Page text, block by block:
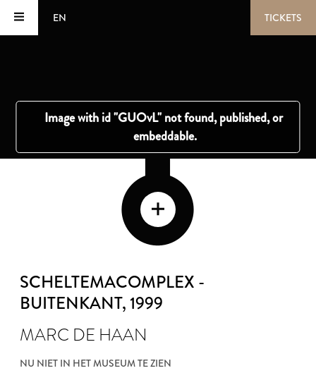
EN TICKETS
SCHELTEMACOMPLEX -
BUITENKANT, 1999
MARC DE HAAN
NU NIET IN HET MUSEUM TE ZIEN